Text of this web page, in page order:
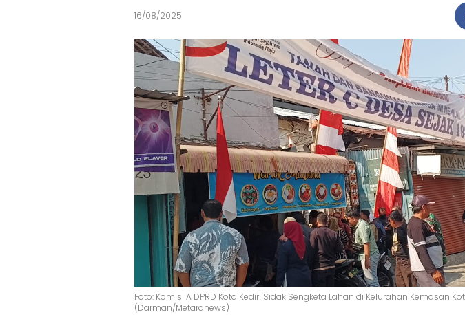
16/08/2025
Foto: Komisi A DPRD Kota Kediri Sidak Sengketa Lahan di Kelurahan Kemasan
(Darman/Metaranews)